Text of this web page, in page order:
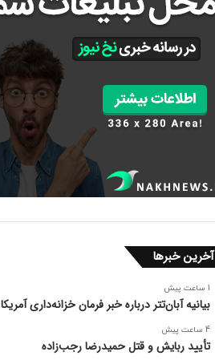
آخرین خبرها
1 ساعت پیش
بیانیه آبان‌تتر درباره خبر فرمان خزانه‌داری آمریکا
4 ساعت پیش
تأیید ربایش و قتل حمیدرضا رجب‌زاده